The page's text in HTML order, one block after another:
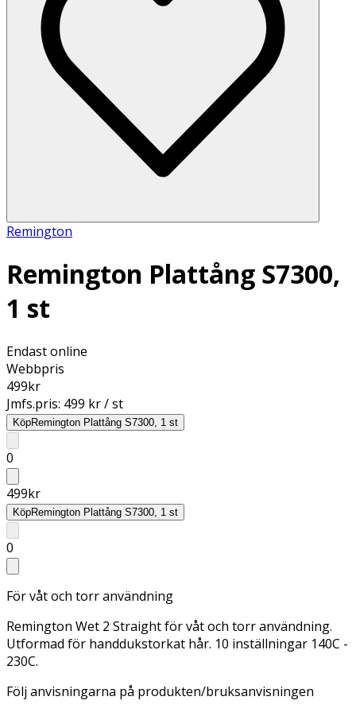
Remington
Remington Plattång S7300,
1 st
Endast online
Webbpris
499kr
Jmfs.pris: 499 kr / st
KöpRemington Plattång S7300, 1 st
0
499kr
KöpRemington Plattång S7300, 1 st
0
För våt och torr användning
Remington Wet 2 Straight för våt och torr användning.
Utformad för handdukstorkat hår. 10 inställningar 140C -
230C.
Följ anvisningarna på produkten/bruksanvisningen